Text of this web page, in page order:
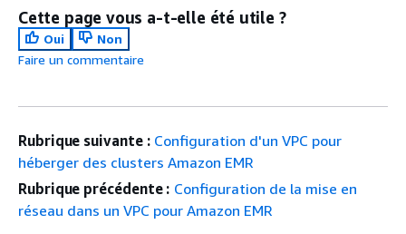
Cette page vous a-t-elle été utile ?
Oui
Non
Faire un commentaire
Rubrique suivante : Configuration d'un VPC pour
héberger des clusters Amazon EMR
Rubrique précédente : Configuration de la mise en
réseau dans un VPC pour Amazon EMR